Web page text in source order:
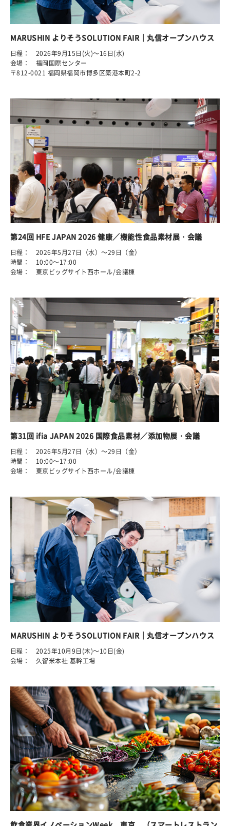
MARUSHIN よりそうSOLUTION FAIR｜丸信オープンハウス
日程： 2026年9月15日(火)～16日(水)
会場： 福岡国際センター
〒812-0021 福岡県福岡市博多区築港本町2-2
第24回 HFE JAPAN 2026 健康／機能性食品素材展・会議
日程： 2026年5月27日（水）～29日（金）
時間： 10:00～17:00
会場： 東京ビッグサイト西ホール/会議棟
第31回 ifia JAPAN 2026 国際食品素材／添加物展・会議
日程： 2026年5月27日（水）～29日（金）
時間： 10:00～17:00
会場： 東京ビッグサイト西ホール/会議棟
MARUSHIN よりそうSOLUTION FAIR｜丸信オープンハウス
日程： 2025年10月9日(木)～10日(金)
会場： 久留米本社 基幹工場